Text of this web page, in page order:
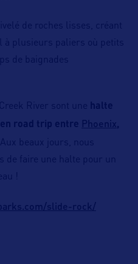
de roches lisses, créant
à plusieurs paliers où petits
de baignades
River sont une halte
road trip entre Phoenix,
Aux beaux jours, nous
de faire une halte pour un
!
slide-rock/